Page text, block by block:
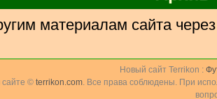
материалам сайта
Новый сайт Terrikon :
сайте © terrikon.com. Все права соблюдены. При